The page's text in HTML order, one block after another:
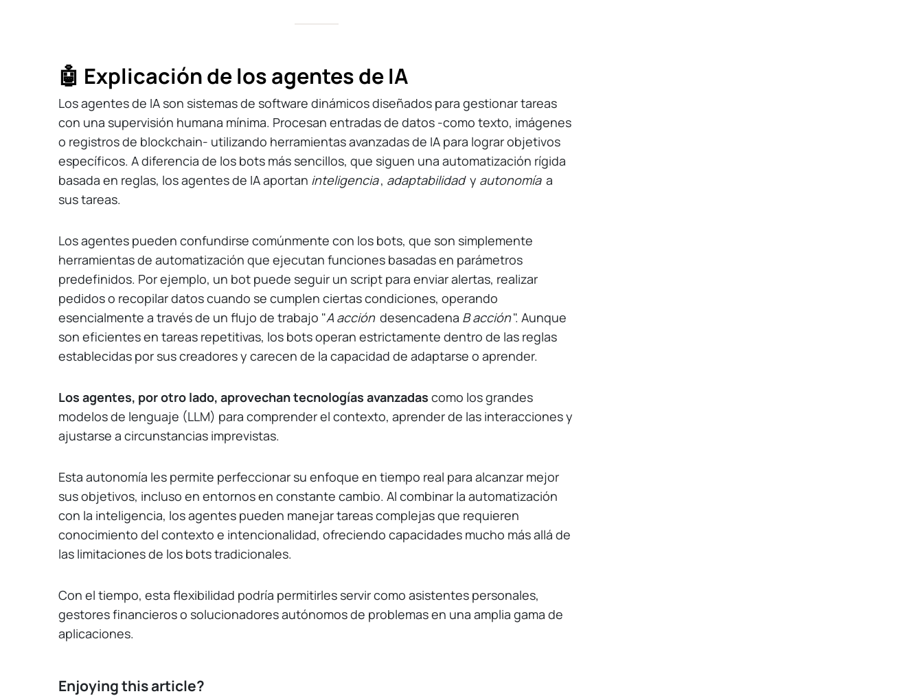
🤖 Explicación de los agentes de IA
Los agentes de IA son sistemas de software dinámicos diseñados para gestionar tareas
con una supervisión humana mínima. Procesan entradas de datos -como texto, imágenes
o registros de blockchain- utilizando herramientas avanzadas de IA para lograr objetivos
específicos. A diferencia de los bots más sencillos, que siguen una automatización rígida
basada en reglas, los agentes de IA aportan inteligencia, adaptabilidad y autonomía a
sus tareas.
Los agentes pueden confundirse comúnmente con los bots, que son simplemente
herramientas de automatización que ejecutan funciones basadas en parámetros
predefinidos. Por ejemplo, un bot puede seguir un script para enviar alertas, realizar
pedidos o recopilar datos cuando se cumplen ciertas condiciones, operando
esencialmente a través de un flujo de trabajo "A acción desencadena B acción". Aunque
son eficientes en tareas repetitivas, los bots operan estrictamente dentro de las reglas
establecidas por sus creadores y carecen de la capacidad de adaptarse o aprender.
Los agentes, por otro lado, aprovechan tecnologías avanzadas como los grandes
modelos de lenguaje (LLM) para comprender el contexto, aprender de las interacciones y
ajustarse a circunstancias imprevistas.
Esta autonomía les permite perfeccionar su enfoque en tiempo real para alcanzar mejor
sus objetivos, incluso en entornos en constante cambio. Al combinar la automatización
con la inteligencia, los agentes pueden manejar tareas complejas que requieren
conocimiento del contexto e intencionalidad, ofreciendo capacidades mucho más allá de
las limitaciones de los bots tradicionales.
Con el tiempo, esta flexibilidad podría permitirles servir como asistentes personales,
gestores financieros o solucionadores autónomos de problemas en una amplia gama de
aplicaciones.
Enjoying this article?